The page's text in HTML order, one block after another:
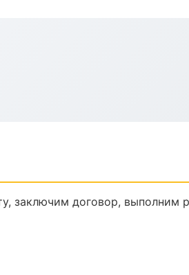
заключим договор, выполним